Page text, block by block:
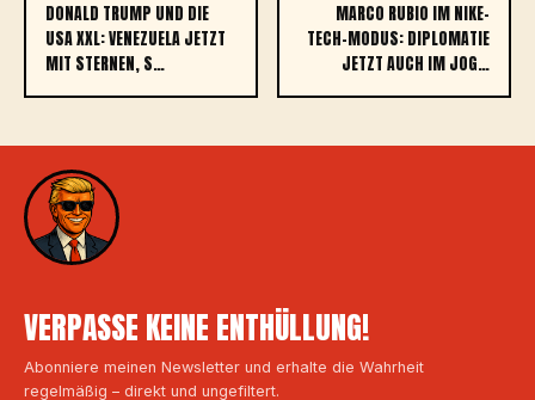
DONALD TRUMP UND DIE
USA XXL: VENEZUELA JETZT
MIT STERNEN, S…
MARCO RUBIO IM NIKE-
TECH-MODUS: DIPLOMATIE
JETZT AUCH IM JOG…
VERPASSE KEINE ENTHÜLLUNG!
Abonniere meinen Newsletter und erhalte die Wahrheit
regelmäßig – direkt und ungefiltert.